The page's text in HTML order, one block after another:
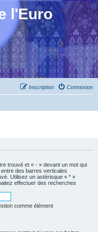
l'Euro
Connexion
Inscription
trouvé et « - » devant un mot qui
des barres verticales
Utilisez un astérisque « * »
effectuer des recherches
comme élément